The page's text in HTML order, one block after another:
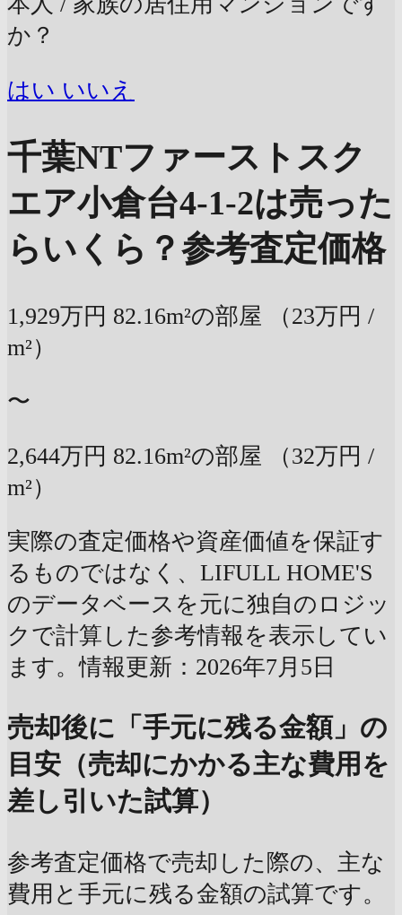
か？
はい いいえ
千葉NTファーストスク
エア小倉台4-1-2は売った
らいくら？参考査定価格
1,929万円 82.16m²の部屋
（23万円 /
m²）
〜
2,644万円 82.16m²の部屋
（32万円 /
m²）
実際の査定価格や資産価値を保証す
るものではなく、LIFULL HOME'S
のデータベースを元に独自のロジッ
クで計算した参考情報を表示してい
ます。情報更新：2026年7月5日
売却後に「手元に残る金額」の
目安（売却にかかる主な費用を
差し引いた試算）
参考査定価格で売却した際の、主な
費用と手元に残る金額の試算です。